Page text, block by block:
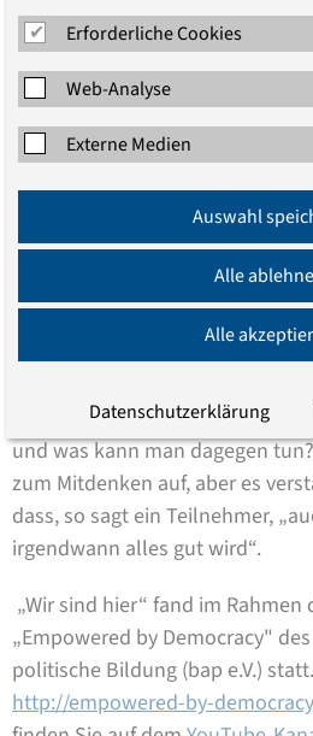
die Studienleiterin nach der
wir viele verschiedene
Impulse aus der historisch-
Antidiskriminierungsarbeit, der
mehr gesetzt. Das Interesse
weiterführenden Ideen für die
unsere Erwartungen weit
„Wir sind hier“ ist ein Anfang
und vielen Diskussionen. Was
Diskriminierung? Ist die
Sicherheitsmaßnahme? Wie
und was kann man dagegen
zum Mitdenken auf, aber es
dass, so sagt ein Teilnehmer,
irgendwann alles gut wird“.
„Wir sind hier“ fand im Rahmen
„Empowered by Democracy"
politische Bildung (bap e.V.)
http://empowered-by-
Erforderliche Cookies
Web-Analyse
Externe Medien
Auswahl
Alle
Alle
Datenschutzerklärung